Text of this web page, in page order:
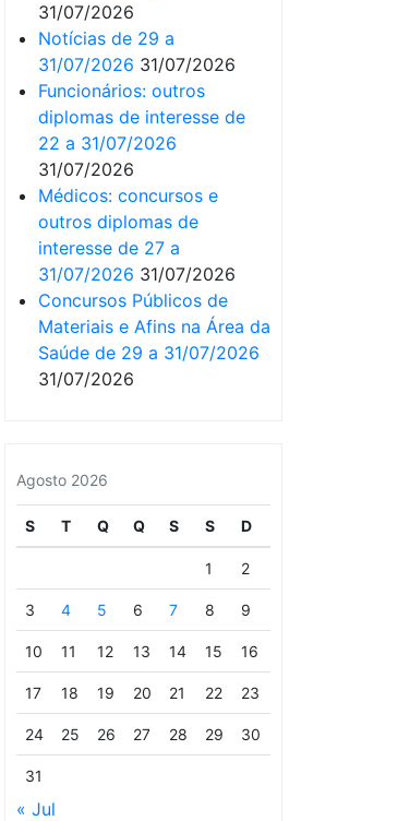
31/07/2026
Notícias de 29 a
31/07/2026 31/07/2026
Funcionários: outros
diplomas de interesse de
22 a 31/07/2026
31/07/2026
Médicos: concursos e
outros diplomas de
interesse de 27 a
31/07/2026 31/07/2026
Concursos Públicos de
Materiais e Afins na Área da
Saúde de 29 a 31/07/2026
31/07/2026
Agosto 2026
S T Q Q S S D
1 2
3 4 5 6 7 8 9
10 11 12 13 14 15 16
17 18 19 20 21 22 23
24 25 26 27 28 29 30
31
« Jul